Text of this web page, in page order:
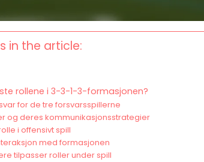
in the article:
rollene i 3-3-1-3-formasjonen?
for de tre forsvarsspillerne
og deres kommunikasjonsstrategier
i offensivt spill
med formasjonen
tilpasser roller under spill